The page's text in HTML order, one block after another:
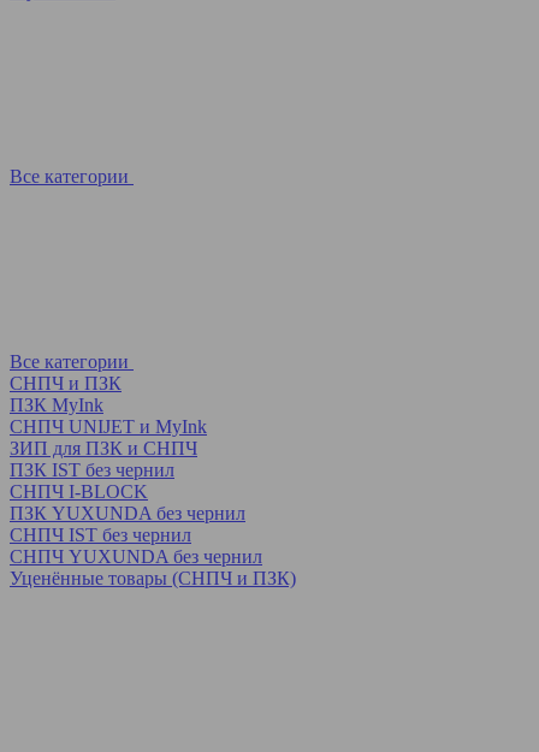
Все категории
Все категории
СНПЧ и ПЗК
ПЗК MyInk
СНПЧ UNIJET и MyInk
ЗИП для ПЗК и СНПЧ
ПЗК IST без чернил
СНПЧ I-BLOCK
ПЗК YUXUNDA без чернил
СНПЧ IST без чернил
СНПЧ YUXUNDA без чернил
Уценённые товары (СНПЧ и ПЗК)